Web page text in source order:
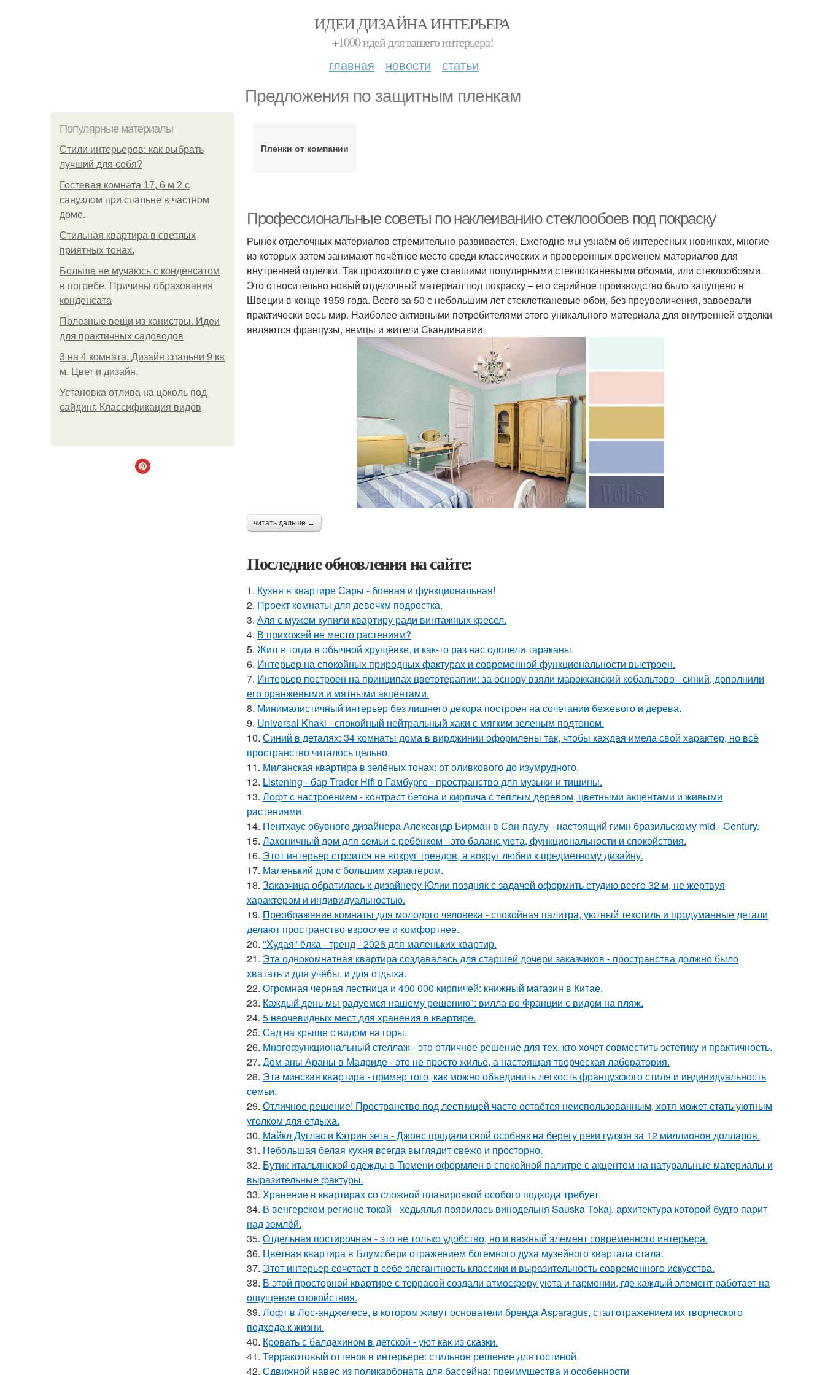
ИДЕИ ДИЗАЙНА ИНТЕРЬЕРА
+1000 идей для вашего интерьера!
главная новости статьи
Предложения по защитным пленкам
Популярные материалы
Стили интерьеров: как выбрать
лучший для себя?
Гостевая комната 17, 6 м 2 с
санузлом при спальне в частном
доме.
Стильная квартира в светлых
приятных тонах.
Больше не мучаюсь с конденсатом
в погребе. Причины образования
конденсата
Полезные вещи из канистры. Идеи
для практичных садоводов
3 на 4 комната. Дизайн спальни 9 кв
м. Цвет и дизайн.
Установка отлива на цоколь под
сайдинг. Классификация видов
Пленки от компании
Профессиональные советы по наклеиванию стеклообоев под покраску
Рынок отделочных материалов стремительно развивается. Ежегодно мы узнаём об интересных новинках, многие
из которых затем занимают почётное место среди классических и проверенных временем материалов для
внутренней отделки. Так произошло с уже ставшими популярными стеклотканевыми обоями, или стеклообоями.
Это относительно новый отделочный материал под покраску – его серийное производство было запущено в
Швеции в конце 1959 года. Всего за 50 с небольшим лет стеклотканевые обои, без преувеличения, завоевали
практически весь мир. Наиболее активными потребителями этого уникального материала для внутренней отделки
являются французы, немцы и жители Скандинавии.
читать дальше →
Последние обновления на сайте:
1. Кухня в квартире Сары - боевая и функциональная!
2. Проект комнаты для девочкм подростка.
3. Аля с мужем купили квартиру ради винтажных кресел.
4. В прихожей не место растениям?
5. Жил я тогда в обычной хрущёвке, и как-то раз нас одолели тараканы.
6. Интерьер на спокойных природных фактурах и современной функциональности выстроен.
7. Интерьер построен на принципах цветотерапии: за основу взяли марокканский кобальтово - синий, дополнили
его оранжевыми и мятными акцентами.
8. Минималистичный интерьер без лишнего декора построен на сочетании бежевого и дерева.
9. Universal Khaki - спокойный нейтральный хаки с мягким зеленым подтоном.
10. Синий в деталях: 34 комнаты дома в вирджинии оформлены так, чтобы каждая имела свой характер, но всё
пространство читалось цельно.
11. Миланская квартира в зелёных тонах: от оливкового до изумрудного.
12. Listening - бар Trader Hifi в Гамбурге - пространство для музыки и тишины.
13. Лофт с настроением - контраст бетона и кирпича с тёплым деревом, цветными акцентами и живыми
растениями.
14. Пентхаус обувного дизайнера Александр Бирман в Сан-паулу - настоящий гимн бразильскому mid - Century.
15. Лаконичный дом для семьи с ребёнком - это баланс уюта, функциональности и спокойствия.
16. Этот интерьер строится не вокруг трендов, а вокруг любви к предметному дизайну.
17. Маленький дом с большим характером.
18. Заказчица обратилась к дизайнеру Юлии поздняк с задачей оформить студию всего 32 м, не жертвуя
характером и индивидуальностью.
19. Преображение комнаты для молодого человека - спокойная палитра, уютный текстиль и продуманные детали
делают пространство взрослее и комфортнее.
20. "Худая" ёлка - тренд - 2026 для маленьких квартир.
21. Эта однокомнатная квартира создавалась для старшей дочери заказчиков - пространства должно было
хватать и для учёбы, и для отдыха.
22. Огромная черная лестница и 400 000 кирпичей: книжный магазин в Китае.
23. Каждый день мы радуемся нашему решению": вилла во Франции с видом на пляж.
24. 5 неочевидных мест для хранения в квартире.
25. Сад на крыше с видом на горы.
26. Многофункциональный стеллаж - это отличное решение для тех, кто хочет совместить эстетику и практичность.
27. Дом аны Араны в Мадриде - это не просто жильё, а настоящая творческая лаборатория.
28. Эта минская квартира - пример того, как можно объединить легкость французского стиля и индивидуальность
семьи.
29. Отличное решение! Пространство под лестницей часто остаётся неиспользованным, хотя может стать уютным
уголком для отдыха.
30. Майкл Дуглас и Кэтрин зета - Джонс продали свой особняк на берегу реки гудзон за 12 миллионов долларов.
31. Небольшая белая кухня всегда выглядит свежо и просторно.
32. Бутик итальянской одежды в Тюмени оформлен в спокойной палитре с акцентом на натуральные материалы и
выразительные фактуры.
33. Хранение в квартирах со сложной планировкой особого подхода требует.
34. В венгерском регионе токай - хедьялья появилась винодельня Sauska Tokaj, архитектура которой будто парит
над землёй.
35. Отдельная постирочная - это не только удобство, но и важный элемент современного интерьера.
36. Цветная квартира в Блумсбери отражением богемного духа музейного квартала стала.
37. Этот интерьер сочетает в себе элегантность классики и выразительность современного искусства.
38. В этой просторной квартире с террасой создали атмосферу уюта и гармонии, где каждый элемент работает на
ощущение спокойствия.
39. Лофт в Лос-анджелесе, в котором живут основатели бренда Asparagus, стал отражением их творческого
подхода к жизни.
40. Кровать с балдахином в детской - уют как из сказки.
41. Терракотовый оттенок в интерьере: стильное решение для гостиной.
42. Сдвижной навес из поликарбоната для бассейна: преимущества и особенности